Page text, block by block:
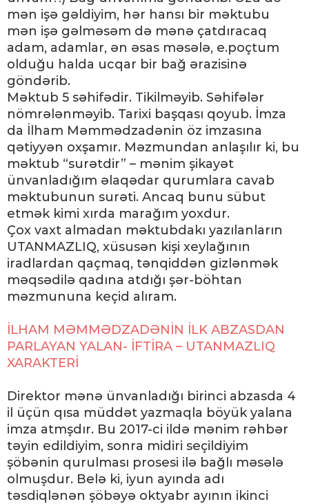
mən işə gəldiyim, hər hansı bir məktubu
mən işə gəlməsəm də mənə çatdıracaq
adam, adamlar, ən əsas məsələ, e.poçtum
olduğu halda ucqar bir bağ ərazisinə
göndərib.
Məktub 5 səhifədir. Tikilməyib. Səhifələr
nömrələnməyib. Tarixi başqası qoyub. İmza
da İlham Məmmədzadənin öz imzasına
qətiyyən oxşamır. Məzmundan anlaşılır ki, bu
məktub “surətdir” – mənim şikayət
ünvanladığım əlaqədar qurumlara cavab
məktubunun surəti. Ancaq bunu sübut
etmək kimi xırda marağım yoxdur.
Çox vaxt almadan məktubdakı yazılanların
UTANMAZLIQ, xüsusən kişi xeylağının
iradlardan qaçmaq, tənqiddən gizlənmək
məqsədilə qadına atdığı şər-böhtan
məzmununa keçid alıram.
İLHAM MƏMMƏDZADƏNİN İLK ABZASDAN
PARLAYAN YALAN- İFTİRA – UTANMAZLIQ
XARAKTERİ
Direktor mənə ünvanladığı birinci abzasda 4
il üçün qısa müddət yazmaqla böyük yalana
imza atmşdır. Bu 2017-ci ildə mənim rəhbər
təyin edildiyim, sonra midiri seçildiyim
şöbənin qurulması prosesi ilə bağlı məsələ
olmuşdur. Belə ki, iyun ayında adı
təsdiqlənən şöbəyə oktyabr ayının ikinci